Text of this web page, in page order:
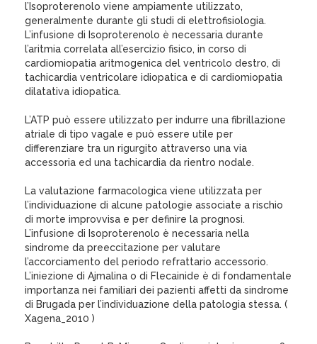
l’Isoproterenolo viene ampiamente utilizzato,
generalmente durante gli studi di elettrofisiologia.
L’infusione di Isoproterenolo è necessaria durante
l’aritmia correlata all’esercizio fisico, in corso di
cardiomiopatia aritmogenica del ventricolo destro, di
tachicardia ventricolare idiopatica e di cardiomiopatia
dilatativa idiopatica.
L’ATP può essere utilizzato per indurre una fibrillazione
atriale di tipo vagale e può essere utile per
differenziare tra un rigurgito attraverso una via
accessoria ed una tachicardia da rientro nodale.
La valutazione farmacologica viene utilizzata per
l’individuazione di alcune patologie associate a rischio
di morte improvvisa e per definire la prognosi.
L’infusione di Isoproterenolo è necessaria nella
sindrome da preeccitazione per valutare
l’accorciamento del periodo refrattario accessorio.
L’iniezione di Ajmalina o di Flecainide è di fondamentale
importanza nei familiari dei pazienti affetti da sindrome
di Brugada per l’individuazione della patologia stessa. (
Xagena_2010 )